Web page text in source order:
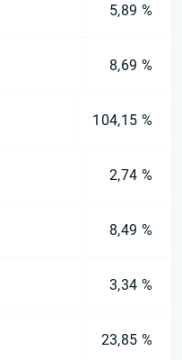
5,89 %
8,69 %
104,15 %
2,74 %
8,49 %
3,34 %
23,85 %